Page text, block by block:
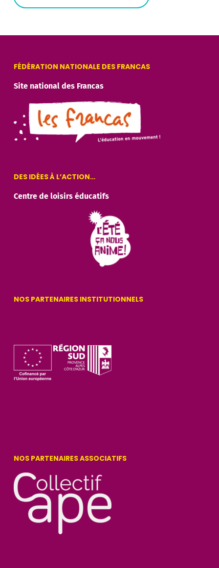
FÉDÉRATION NATIONALE DES FRANCAS
Site national des Francas
DES IDÉES À L’ACTION…
Centre de loisirs éducatifs
NOS PARTENAIRES INSTITUTIONNELS
NOS PARTENAIRES ASSOCIATIFS